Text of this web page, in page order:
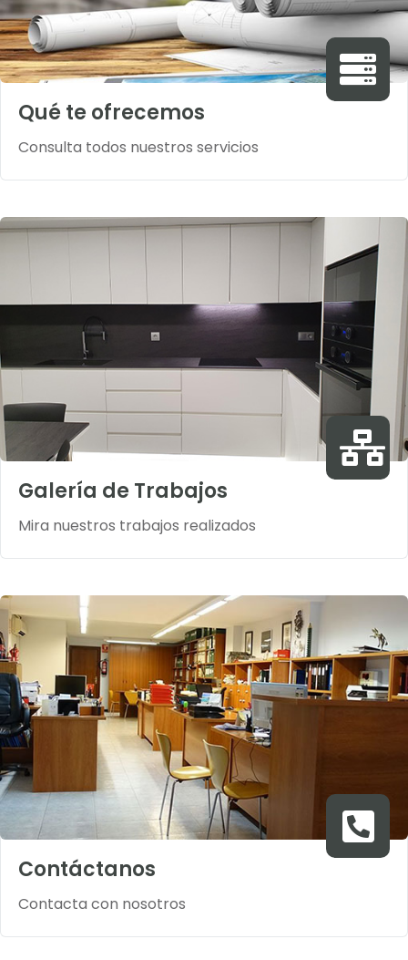
Qué te ofrecemos
Consulta todos nuestros servicios
Galería de Trabajos
Mira nuestros trabajos realizados
Contáctanos
Contacta con nosotros